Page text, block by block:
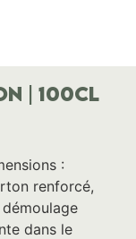
| 100CL
:
renforcé,
dans le